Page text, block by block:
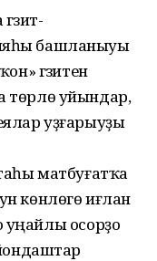
башланыуы
гәзитенә
төрлө уйындар,
уҙғарыуҙы
матбуғатҡа
көнлөгө иғлан
уңайлы осорҙо